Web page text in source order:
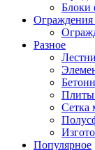
Блоки
Разное
Плиты
Сетка
Популярное